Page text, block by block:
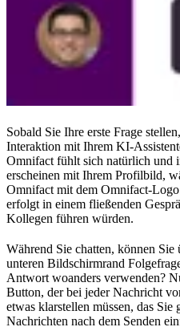
Sobald Sie Ihre erste Frage
Interaktion mit Ihrem KI-
Omnifact fühlt sich natürlich und
erscheinen mit Ihrem Profilbild,
Omnifact mit dem Omnifact-
erfolgt in einem fließenden
Kollegen führen würden.
Während Sie chatten, können
unteren Bildschirmrand
Antwort woanders verwenden?
Button, der bei jeder Nachricht
etwas klarstellen müssen, das Sie
Nachrichten nach dem Senden